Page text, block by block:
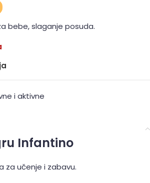
bebe, slaganje posuda.
i aktivne
Infantino
za učenje i zabavu.